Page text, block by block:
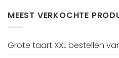
MEEST VERKOCHTE
Grote taart XXL bestellen